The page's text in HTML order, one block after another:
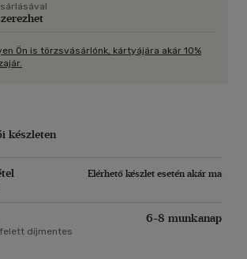
Ön is törzsvásárlónk, kártyájára akár 10%
készleten
Elérhető készlet esetén akár ma
6-8 munkanap
díjmentes